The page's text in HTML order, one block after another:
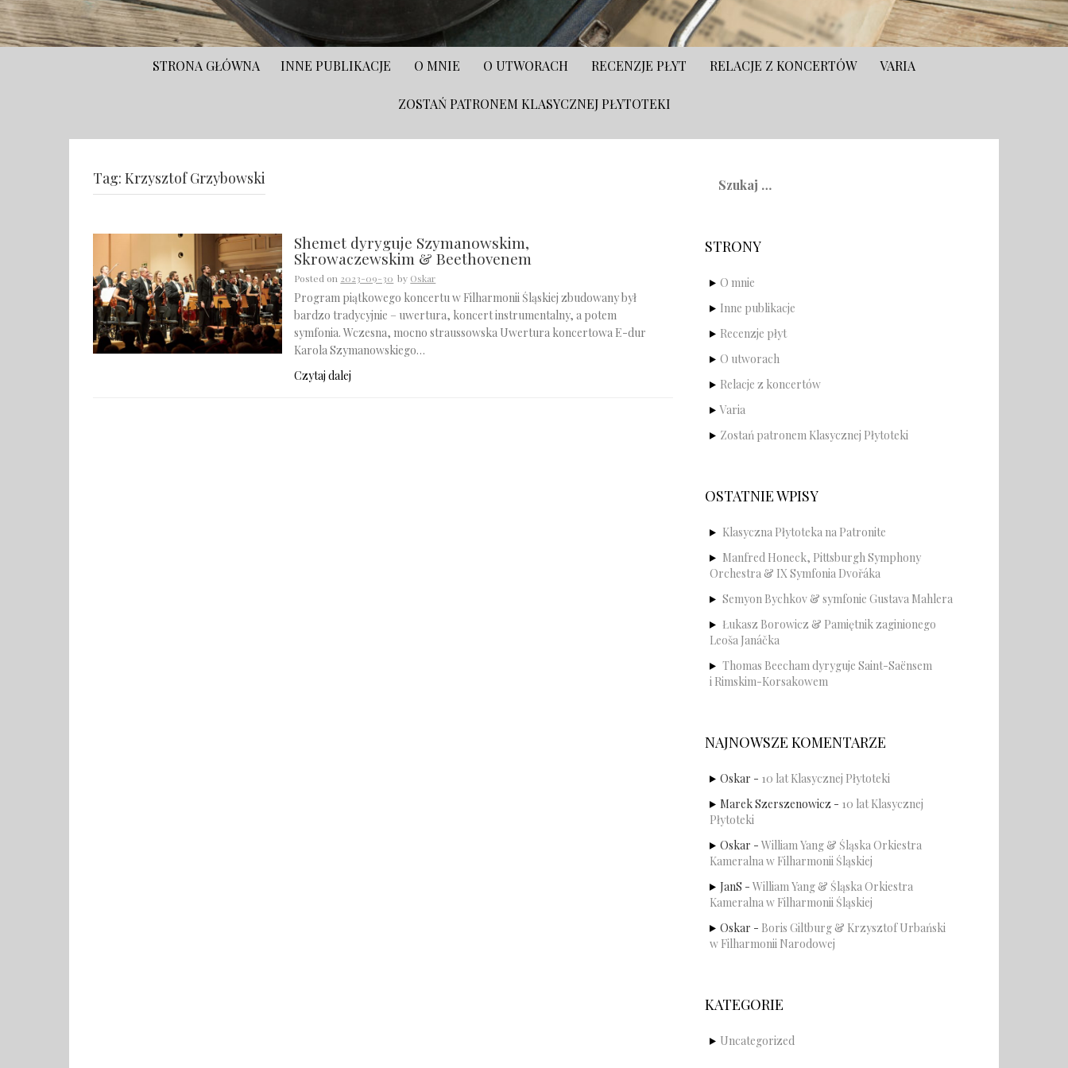
STRONA GŁÓWNA INNE PUBLIKACJE O MNIE O UTWORACH RECENZJE PŁYT RELACJE Z KONCERTÓW VARIA
ZOSTAŃ PATRONEM KLASYCZNEJ PŁYTOTEKI
Tag: Krzysztof Grzybowski
Shemet dyryguje Szymanowskim,
Skrowaczewskim & Beethovenem
Posted on 2023-09-30 by Oskar
Program piątkowego koncertu w Filharmonii Śląskiej zbudowany był
bardzo tradycyjnie – uwertura, koncert instrumentalny, a potem
symfonia. Wczesna, mocno straussowska Uwertura koncertowa E-dur
Karola Szymanowskiego…
Czytaj dalej
STRONY
O mnie
Inne publikacje
Recenzje płyt
O utworach
Relacje z koncertów
Varia
Zostań patronem Klasycznej Płytoteki
OSTATNIE WPISY
Klasyczna Płytoteka na Patronite
Manfred Honeck, Pittsburgh Symphony
Orchestra & IX Symfonia Dvořáka
Semyon Bychkov & symfonie Gustava Mahlera
Łukasz Borowicz & Pamiętnik zaginionego
Leoša Janáčka
Thomas Beecham dyryguje Saint-Saënsem
i Rimskim-Korsakowem
NAJNOWSZE KOMENTARZE
Oskar - 10 lat Klasycznej Płytoteki
Marek Szerszenowicz - 10 lat Klasycznej
Płytoteki
Oskar - William Yang & Śląska Orkiestra
Kameralna w Filharmonii Śląskiej
JanS - William Yang & Śląska Orkiestra
Kameralna w Filharmonii Śląskiej
Oskar - Boris Giltburg & Krzysztof Urbański
w Filharmonii Narodowej
KATEGORIE
Uncategorized